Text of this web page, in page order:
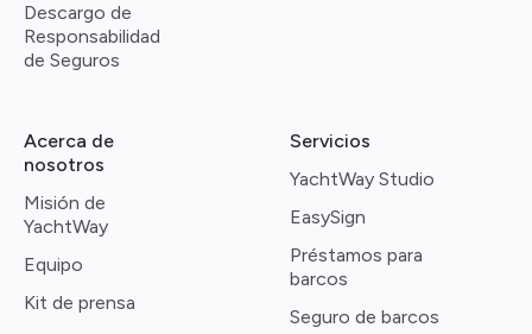
Descargo de
Responsabilidad
de Seguros
Acerca de
nosotros
Misión de
YachtWay
Equipo
Kit de prensa
Servicios
YachtWay Studio
EasySign
Préstamos para
barcos
Seguro de barcos